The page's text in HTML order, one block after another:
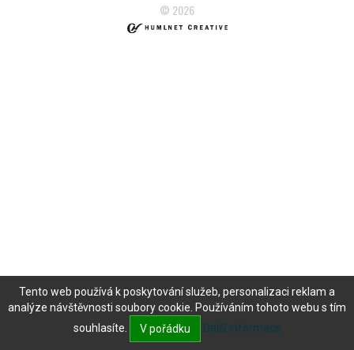
© 2026
Tento web používá k poskytování služeb, personalizaci reklam a
analýze návštěvnosti soubory cookie. Používáním tohoto webu s tím
souhlasíte.
V pořádku Další informace